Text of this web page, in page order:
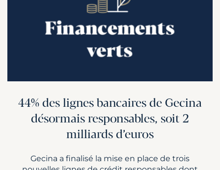
44% des lignes bancaires de Gecina
désormais responsables, soit 2
milliards d’euros
Gecina a finalisé la mise en place de trois